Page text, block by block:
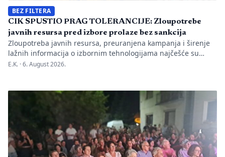
BEZ FILTERA
CIK SPUSTIO PRAG TOLERANCIJE: Zloupotrebe
javnih resursa pred izbore prolaze bez sankcija
Zloupotreba javnih resursa, preuranjena kampanja i širenje
lažnih informacija o izbornim tehnologijama najčešće su
nepravilnosti koje je evidentirao Transparency International u
prijava zbog kršenja više odredaba izbornog zakonodavstva,
ali je Centralna izborna komisija promijenila pristup u
odnosu na prethodne izborne […]
E.K. ·6. August 2026.